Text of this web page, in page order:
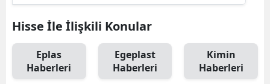
Hisse İle İlişkili Konular
Eplas
Haberleri
Egeplast
Haberleri
Kimin
Haberleri